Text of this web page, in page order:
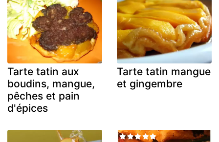
Tarte tatin aux
boudins, mangue,
pêches et pain
d'épices
Tarte tatin mangue
et gingembre